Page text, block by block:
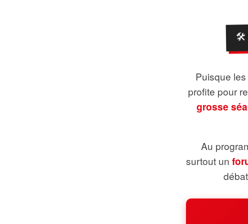
🛠️
Puisque
profite pour
grosse
Au
surtout un